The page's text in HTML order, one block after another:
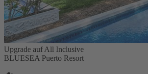
Upgrade auf All Inclusive
BLUESEA Puerto Resort